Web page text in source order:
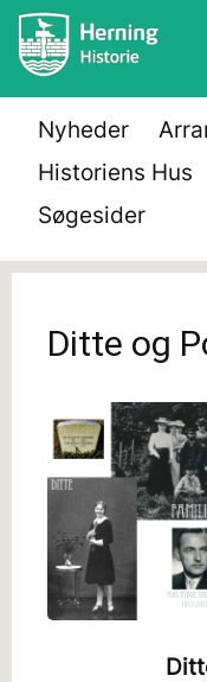
Nyheder
Historiens Hus
Søgesider
Ditte og